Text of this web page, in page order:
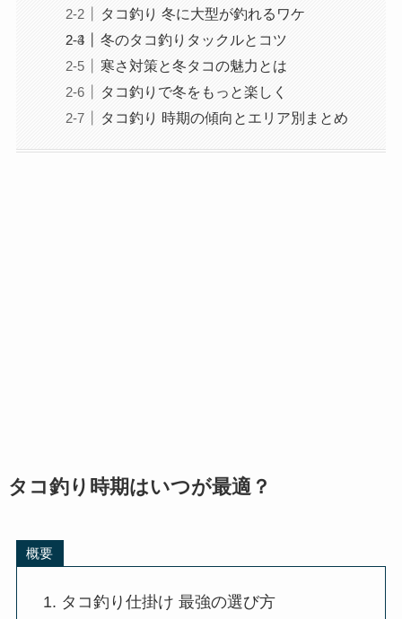
タコ釣り 冬に大型が釣れるワケ
冬のタコ釣りタックルとコツ
寒さ対策と冬タコの魅力とは
タコ釣りで冬をもっと楽しく
タコ釣り 時期の傾向とエリア別まとめ
タコ釣り時期はいつが最適？
概要
タコ釣り仕掛け 最強の選び方